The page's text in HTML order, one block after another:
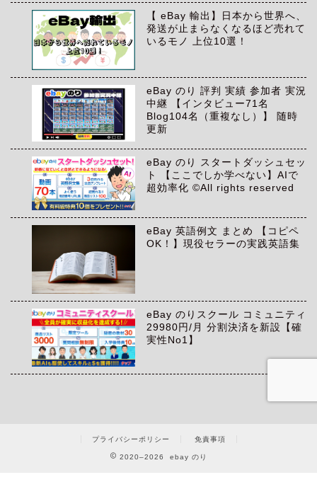
【 eBay 輸出】日本から世界へ、
発送が止まらなくなるほど売れて
いるモノ 上位10選！
eBay のり 評判 実績 参加者 実況
中継 【インタビュー71名
Blog104名（重複なし）】 随時
更新
eBay のり スタートダッシュセッ
ト 【ここでしか学べない】AIで
超効率化 ©All rights reserved
eBay 英語例文 まとめ 【コピペ
OK！】現役セラーの実践英語集
eBay のりスクール コミュニティ
29980円/月 分割決済を新設【確
実性No1】
プライバシーポリシー 免責事項
2020–2026 ebay のり